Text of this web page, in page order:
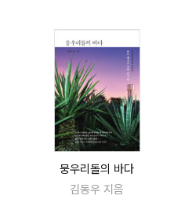
뭉우리돌의 바다
김동우 지음